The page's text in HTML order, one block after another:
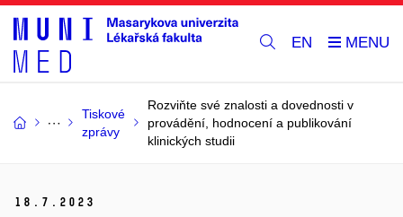
EN
Tiskové
zprávy
Rozviňte své znalosti a dovednosti v
provádění, hodnocení a publikování
klinických studii
18. 7. 2023